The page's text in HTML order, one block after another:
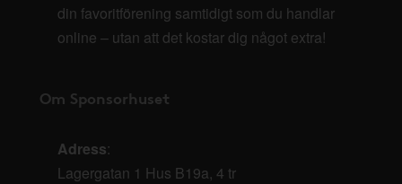
din favoritförening samtidigt som du handlar
online – utan att det kostar dig något extra!
Om Sponsorhuset
Adress:
Lagergatan 1 Hus B19a, 4 tr